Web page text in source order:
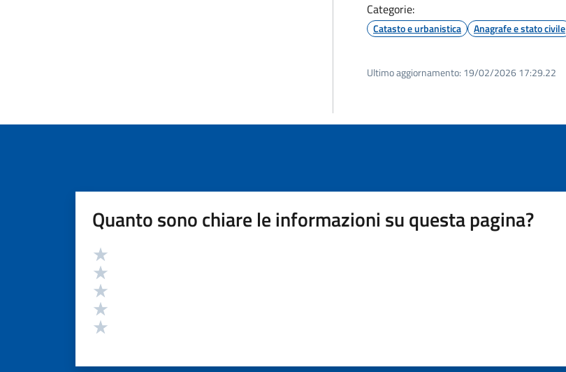
Categorie:
Catasto e urbanistica Anagrafe e stato civile
Ultimo aggiornamento: 19/02/2026 17:29.22
Quanto sono chiare le informazioni su questa pagina?
Valutazione